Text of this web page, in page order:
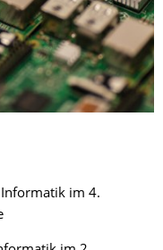
im 4.